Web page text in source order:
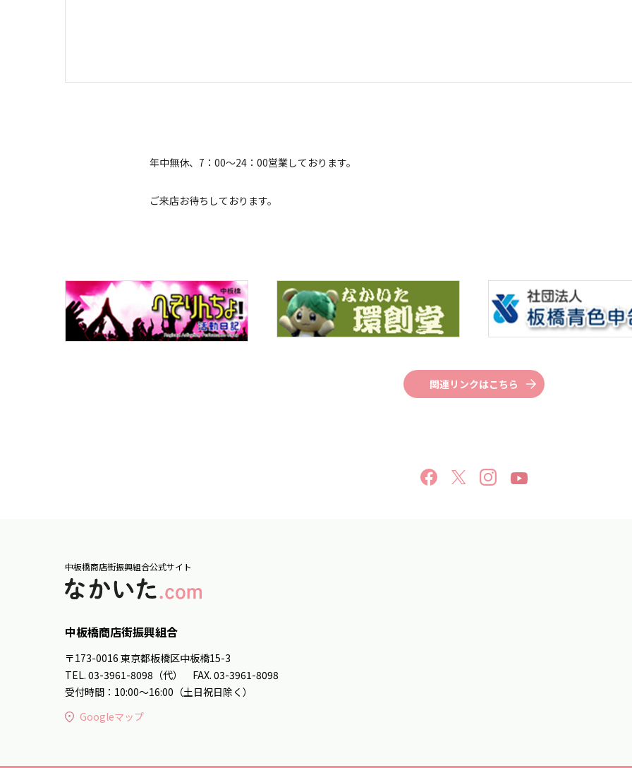
年中無休、7：00～24：00営業しております。
ご来店お待ちしております。
関連リンクはこちら
中板橋商店街振興組合公式サイト
中板橋商店街振興組合
〒173-0016 東京都板橋区中板橋15-3
TEL. 03-3961-8098（代） FAX. 03-3961-8098
受付時間：10:00～16:00（土日祝日除く）
Googleマップ